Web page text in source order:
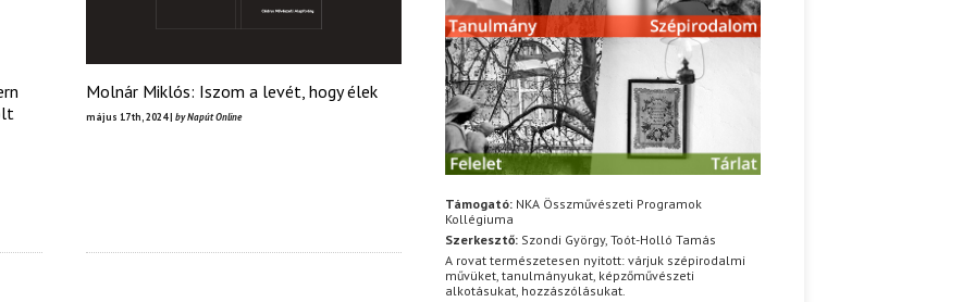
Molnár Miklós: Iszom a levét, hogy élek
május 17th, 2024 | by Napút Online
Támogató: NKA Összművészeti Programok
Kollégiuma
Szerkesztő: Szondi György, Toót-Holló Tamás
A rovat természetesen nyitott: várjuk szépirodalmi
művüket, tanulmányukat, képzőművészeti
alkotásukat, hozzászólásukat.